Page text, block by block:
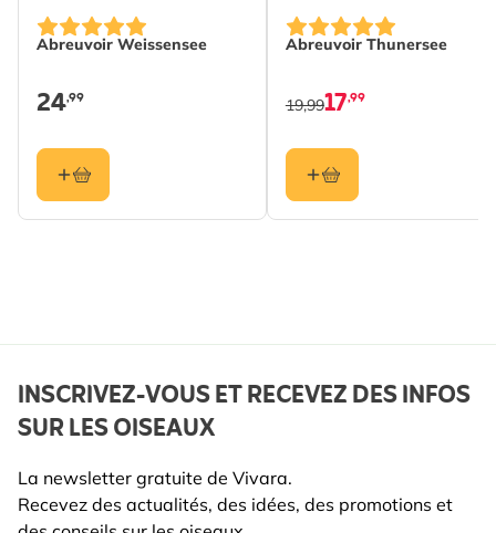
Couleur
Matériau Bois (FSC® 100%)
Abreuvoir Weissensee
24,99
Abreuvoir Thunersee
17,99
19,99
INSCRIVEZ-VOUS ET RECEVEZ DES INFOS
SUR LES OISEAUX
La newsletter gratuite de Vivara.
Recevez des actualités, des idées, des promotions et